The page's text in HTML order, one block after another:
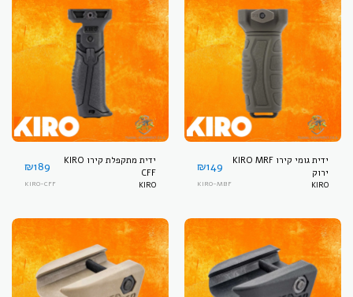
ידית גומי קירו KIRO MRF
ירוק
₪149
KIRO
KIRO-MBF
ידית מתקפלת קירו KIRO
CFF
₪189
KIRO
KIRO-CFF